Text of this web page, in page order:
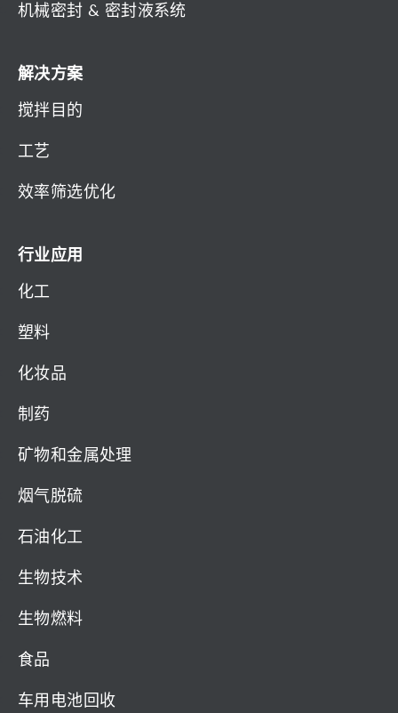
机械密封 & 密封液系统
解决方案
搅拌目的
工艺
效率筛选优化
行业应用
化工
塑料
化妆品
制药
矿物和金属处理
烟气脱硫
石油化工
生物技术
生物燃料
食品
车用电池回收